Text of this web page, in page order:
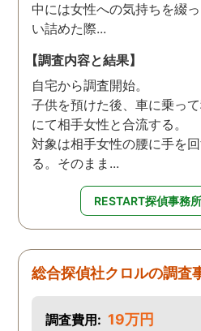
中には女性への気持ちを綴
い詰めた際...
【調査内容と結果】
自宅から調査開始。
子供を預けた後、車に乗っ
にて相手女性と合流する。
対象は相手女性の腰に手を
る。そのまま...
RESTART探偵事務
総合探偵社クロルの調査
調査費用: 19万円